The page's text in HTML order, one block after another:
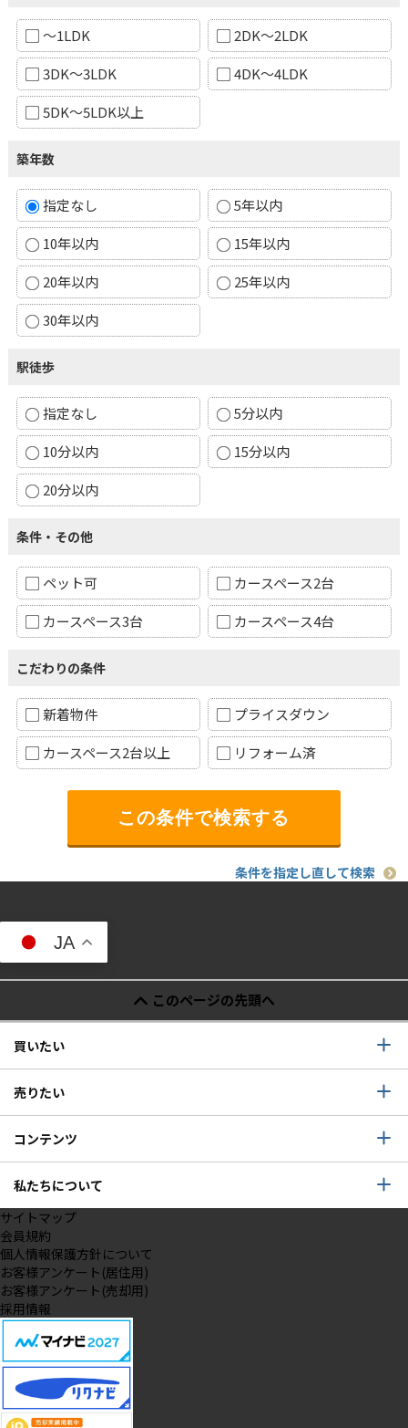
～1LDK
2DK～2LDK
3DK～3LDK
4DK～4LDK
5DK～5LDK以上
築年数
指定なし
5年以内
10年以内
15年以内
20年以内
25年以内
30年以内
駅徒歩
指定なし
5分以内
10分以内
15分以内
20分以内
条件・その他
ペット可
カースペース2台
カースペース3台
カースペース4台
こだわりの条件
新着物件
プライスダウン
カースペース2台以上
リフォーム済
条件を指定し直して検索
JA
このページの先頭へ
買いたい
売りたい
コンテンツ
私たちについて
サイトマップ
会員規約
個人情報保護方針について
お客様アンケート(居住用)
お客様アンケート(売却用)
採用情報